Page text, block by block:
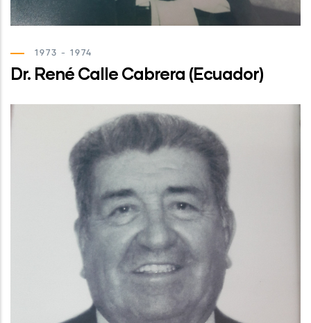
1973 - 1974
Dr. René Calle Cabrera (Ecuador)